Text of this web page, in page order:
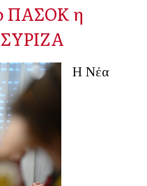
ΠΑΣΟΚ η
ΣΥΡΙΖΑ
Η Νέα